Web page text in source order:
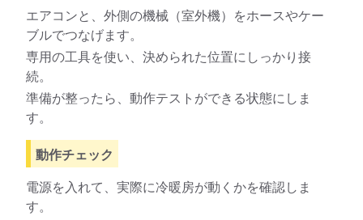
エアコンと、外側の機械（室外機）をホースやケー
ブルでつなげます。
専用の工具を使い、決められた位置にしっかり接
続。
準備が整ったら、動作テストができる状態にしま
す。
動作チェック
電源を入れて、実際に冷暖房が動くかを確認しま
す。